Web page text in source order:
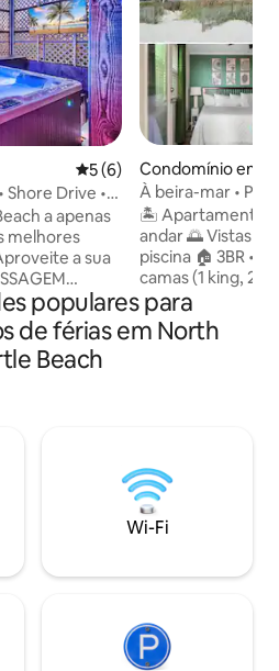
Classificação média de 5
5 (6)
Shore Drive •
a apenas
melhores
a sua
e 6
que
alojamento:
voltem
Sofá-cama
• Mesa
• Alvo de
Condomínio em
e Beach
À beira-mar •
hóspedes • Vistas
🏝️ Apartamento
andar 🌅 Vistas
piscina 🏠 3BR •
camas (1 king, 2
🏊 Piscina (sazonal) ⛱️ Equipamento
praia (cadeiras,
🍽️ Cozinha
rua principal • 5
Barefoot Landing
the Beach
Carolina do Sul
populares para
de férias em North
Beach
Wi-Fi